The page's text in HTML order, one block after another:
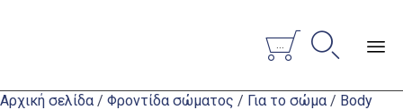

... 
Αρχική σελίδα / Φροντίδα σώματος / Για το σώμα / Body